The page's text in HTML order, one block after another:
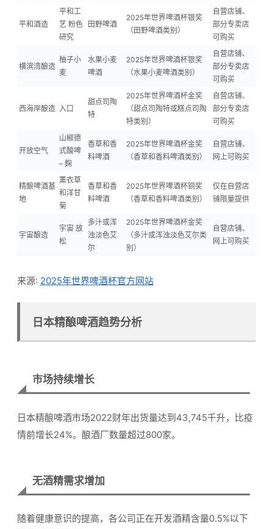
平和酒造
平和工
艺 粉色
研究
田野啤酒
2025年世界啤酒杯银奖
（田野啤酒类别）
自营店铺、
部分专卖店
可购买
横滨湾酿造
柚子小
麦
水果小麦
啤酒
2025年世界啤酒杯银奖
（水果小麦啤酒类别）
自营店铺、
部分专卖店
可购买
西海岸酿造 入口
甜点司陶
特
2025年世界啤酒杯金奖
（甜点司陶特或糕点司陶
特类别）
自营店铺、
部分专卖店
可购买
开放空气
山椒德
式酸啤
– 麹
香草和香
料啤酒
2025年世界啤酒杯金奖
（香草和香料啤酒类别）
自营店铺、
网上可购买
精酿啤酒基
地
薰衣草
和洋甘
菊
香草和香
料啤酒
2025年世界啤酒杯铜奖
（香草和香料啤酒类别）
仅在自营店
铺限量提供
宇宙酿造
宇宙 放
松
多汁或浑
浊淡色艾
尔
2025年世界啤酒杯金奖
（多汁或浑浊淡色艾尔类
别）
自营店铺、
网上可购买
来源: 2025年世界啤酒杯官方网站
日本精酿啤酒趋势分析
市场持续增长
日本精酿啤酒市场2022财年出货量达到43,745千升，比疫
情前增长24%。酿酒厂数量超过800家。
无酒精需求增加
随着健康意识的提高，各公司正在开发酒精含量0.5%以下